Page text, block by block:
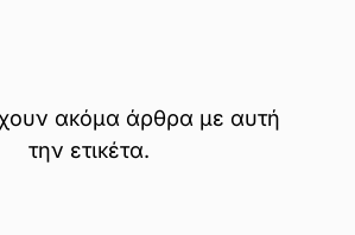
ακόμα άρθρα με αυτή
την ετικέτα.